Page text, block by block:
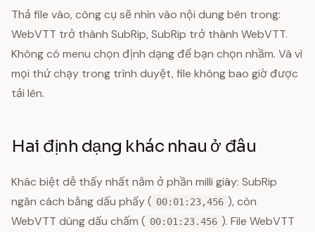
Thả file vào, công cụ sẽ nhìn vào nội dung bên trong:
WebVTT trở thành SubRip, SubRip trở thành WebVTT.
Không có menu chọn định dạng để bạn chọn nhầm. Và vì
mọi thứ chạy trong trình duyệt, file không bao giờ được
tải lên.
Hai định dạng khác nhau ở đâu
Khác biệt dễ thấy nhất nằm ở phần milli giây: SubRip
ngăn cách bằng dấu phẩy ( 00:01:23,456 ), còn
WebVTT dùng dấu chấm ( 00:01:23.456 ). File WebVTT